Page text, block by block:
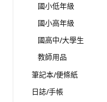
國小低年級
國小高年級
國高中/大學生
教師用品
筆記本/便條紙
日誌/手帳